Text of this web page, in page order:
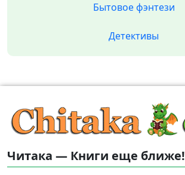
Бытовое фэнтези
Детективы
Читака — Книги еще ближе!